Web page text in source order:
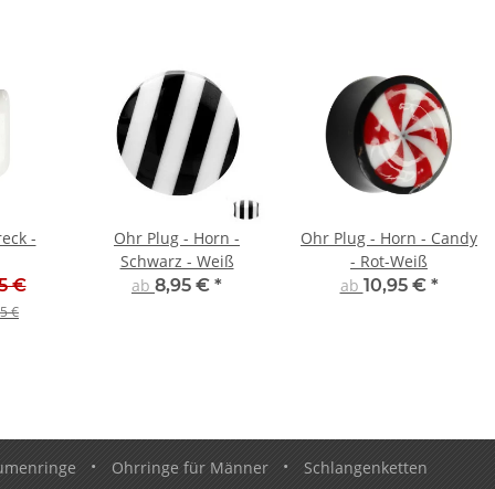
-
€
€
Ohr Plug - Horn -
Schwarz - Weiß
ab 8,95 € *
Ohr Plug - Horn - Candy
- Rot-Weiß
ab 10,95 € *
• Ohrringe für Männer • Schlangenketten